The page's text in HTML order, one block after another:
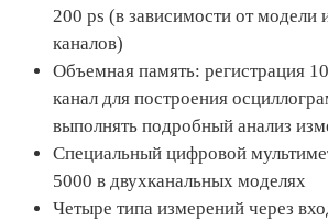
200 ps (в зависимости от модели
каналов)
Объемная память: регистрация
канал для построения
выполнять подробный анализ
Специальный цифровой
5000 в двухканальных моделях
Четыре типа измерений через